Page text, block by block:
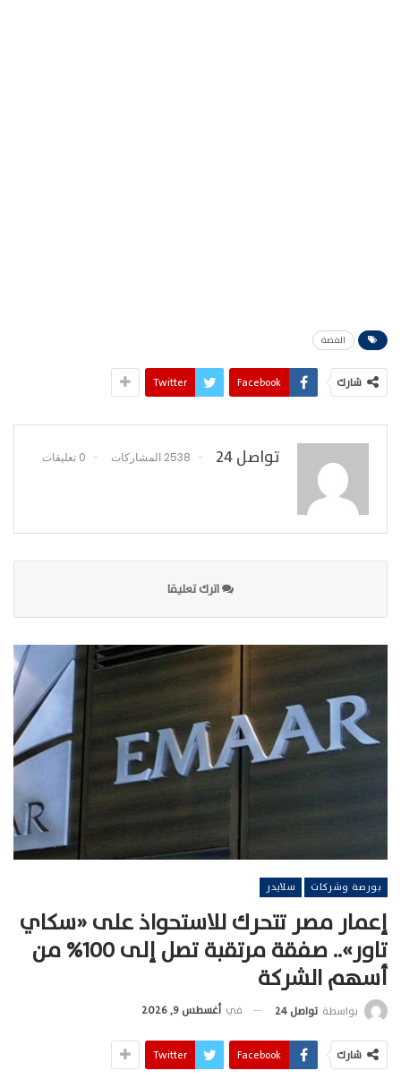
الفضة
شارك Facebook
Twitter
تواصل 24 2538 المشاركات 0 تعليقات
اترك تعليقا
بورصة وشركات سلايدر
إعمار مصر تتحرك للاستحواذ على «سكاي
تاور».. صفقة مرتقبة تصل إلى 100% من
أسهم الشركة
بواسطة تواصل 24 في أغسطس 9, 2026
شارك Facebook
Twitter